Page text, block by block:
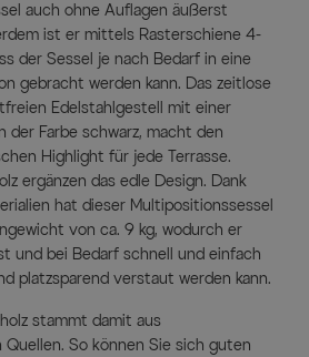
auch ohne Auflagen äußerst
ist er mittels Rasterschiene 4-
der Sessel je nach Bedarf in eine
gebracht werden kann. Das zeitlose
Edelstahlgestell mit einer
der Farbe schwarz, macht den
Highlight für jede Terrasse.
ergänzen das edle Design. Dank
hat dieser Multipositionssessel
von ca. 9 kg, wodurch er
und bei Bedarf schnell und einfach
platzsparend verstaut werden kann.
stammt damit aus
So können Sie sich guten